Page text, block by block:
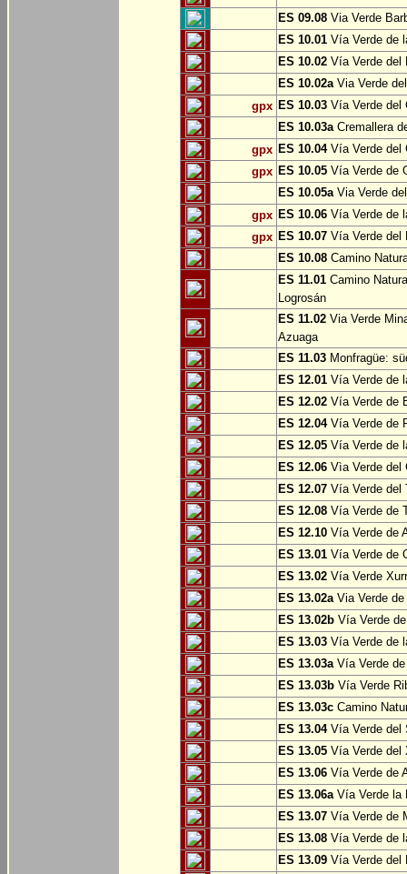
ES 09.08 Via Verde
ES 10.01 Vía Verde de
ES 10.02 Vía Verde del
ES 10.02aVia Verde
gpx ES 10.03 Vía Verde del
ES 10.03aCremallera
gpx ES 10.04Vía Verde del
gpx ES 10.05 Vía Verde de
ES 10.05aVia Verde
gpx ES 10.06 Vía Verde de
gpx ES 10.07 Vía Verde del
ES 10.08 Camino
ES 11.01 Camino
Logrosán
ES 11.02 Via Verde
Azuaga
ES 11.03 Monfragüe:
ES 12.01 Vía Verde de
ES 12.02 Vía Verde de
ES 12.04Vía Verde de
ES 12.05 Vía Verde de
ES 12.06 Vìa Verde del
ES 12.07 Vía Verde del
ES 12.08 Vía Verde de
ES 12.10 Vía Verde de
ES 13.01 Vía Verde de
ES 13.02 Vía Verde
ES 13.02aVia Verde de
ES 13.02b Vía Verde
ES 13.03 Vía Verde de
ES 13.03aVía Verde de
ES 13.03b Vía Verde
ES 13.03c Camino
ES 13.04Vía Verde del
ES 13.05 Vía Verde del
ES 13.06 Vía Verde de
ES 13.06aVía Verde la
ES 13.07 Vía Verde de
ES 13.08 Vía Verde de
ES 13.09 Vía Verde del